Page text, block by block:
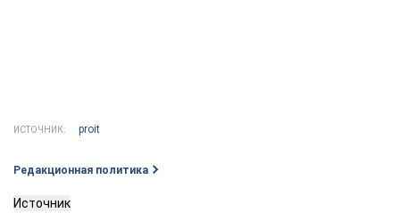
ИСТОЧНИК: proit
Редакционная политика
Источник